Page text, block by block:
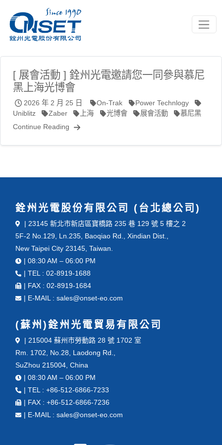
[ 展會活動 ] 銓州光電邀請您一同參與慕尼
黑上海光博會
2026 年 2 月 25 日 On-Trak
Power Technlogy
Uniblitz
Zaber 上海 光博會 展會活動
慕尼黑
Continue Reading
銓州光電股份有限公司 (台北總公司)
| 23145 新北市新店區寶橋路 235 巷 129 號 5 樓之 2
5F-2 No.129, Ln.235, Baoqiao Rd., Xindian Dist.,
New Taipei City 23145, Taiwan.
| 08:30 AM – 06:00 PM
| TEL : 02-8919-1688
| FAX : 02-8919-1684
| E-MAIL : sales@onset-eo.com
(蘇州)銓州光電貿易有限公司
| 215004 蘇州市勞動路 28 號 1702 室
Rm. 1702, No.28, Laodong Rd.,
SuZhou 215004, China
| 08:30 AM – 06:00 PM
| TEL : +86-512-6866-7233
| FAX : +86-512-6866-7236
| E-MAIL : sales@onset-eo.com